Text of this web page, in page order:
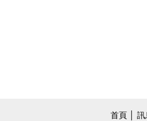
首頁 訊